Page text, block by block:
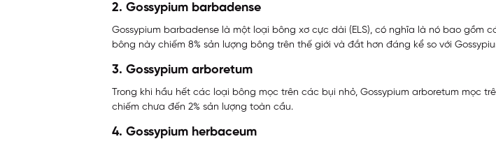
2. Gossypium barbadense
Gossypium barbadense là một loại bông xơ cực dài (ELS), có nghĩa là nó bao
bông này chiếm 8% sản lượng bông trên thế giới và đắt hơn đáng kể so với
3. Gossypium arboretum
Trong khi hầu hết các loại bông mọc trên các bụi nhỏ, Gossypium arboretum mọc
chiếm chưa đến 2% sản lượng toàn cầu.
4. Gossypium herbaceum